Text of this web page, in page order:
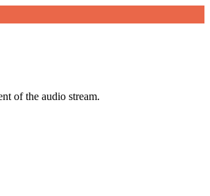
of the audio stream.